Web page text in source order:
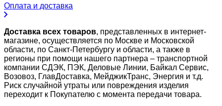
Оплата и доставка
Доставка всех товаров, представленных в интернет-
магазине, осуществляется по Москве и Московской
области, по Санкт-Петербургу и области, а также в
регионы при помощи нашего партнера – транспортной
компании СДЭК, ПЭК, Деловые Линии, Байкал Сервис,
Возовоз, ГлавДоставка, МейджикТранс, Энергия и т.д.
Риск случайной утраты или повреждения изделия
переходит к Покупателю с момента передачи товара.